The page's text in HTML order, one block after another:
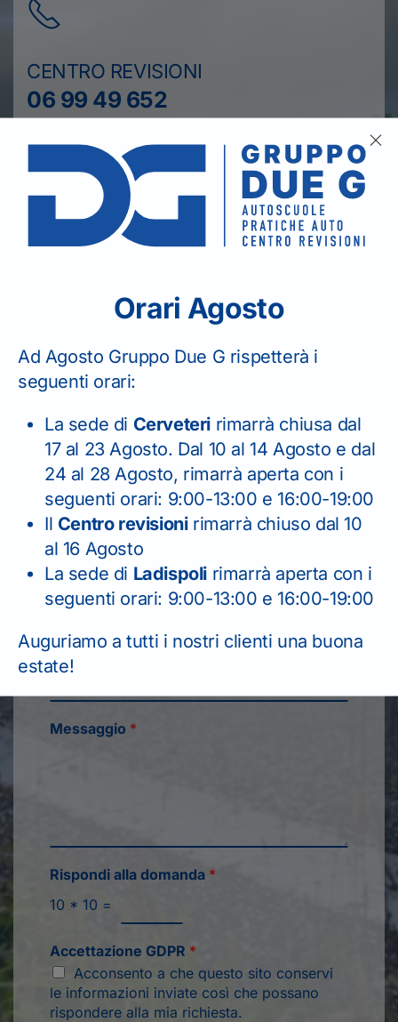
CENTRO REVISIONI
06 99 49 652
Il seguente form serve solo per
richiesta informazioni.
CONTATTARE TELEFONICAMENTE
LA SEDE.
Nome*
Email*
Seleziona la sede*
Telefono
Messaggio *
Rispondi alla domanda *
10 * 10 =
Accettazione GDPR *
Acconsento a che questo sito conservi
le informazioni inviate così che possano
rispondere alla mia richiesta.
Orari Agosto
Ad Agosto Gruppo Due G rispetterà i
seguenti orari:
La sede di Cerveteri rimarrà chiusa dal
17 al 23 Agosto. Dal 10 al 14 Agosto e dal
24 al 28 Agosto, rimarrà aperta con i
seguenti orari: 9:00-13:00 e 16:00-19:00
Il Centro revisionirimarrà chiuso dal 10
al 16 Agosto
La sede di Ladispoli rimarrà aperta con i
seguenti orari: 9:00-13:00 e 16:00-19:00
Auguriamo a tutti i nostri clienti una buona
estate!